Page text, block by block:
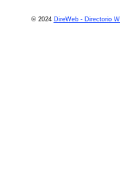
© 2024 DireWeb - Directorio